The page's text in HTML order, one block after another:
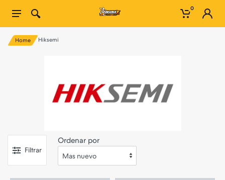
0
Home Hiksemi
Filtrar
Ordenar por